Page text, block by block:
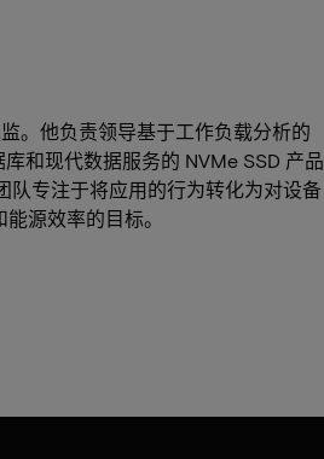
。他负责领导基于工作负载分析的
和现代数据服务的 NVMe SSD 产品
队专注于将应用的行为转化为对设备
源效率的目标。